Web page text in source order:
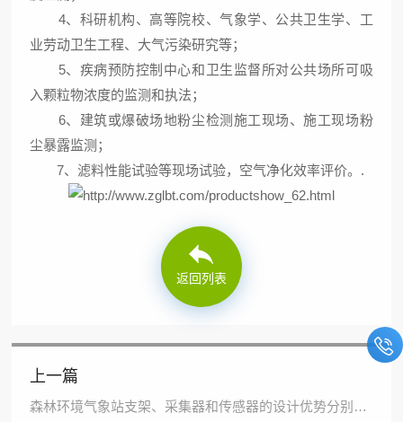
4、科研机构、高等院校、气象学、公共卫生学、工
业劳动卫生工程、大气污染研究等；
5、疾病预防控制中心和卫生监督所对公共场所可吸
入颗粒物浓度的监测和执法；
6、建筑或爆破场地粉尘检测施工现场、施工现场粉
尘暴露监测；
7、滤料性能试验等现场试验，空气净化效率评价。.
返回列表
上一篇
森林环境气象站支架、采集器和传感器的设计优势分别是什么？